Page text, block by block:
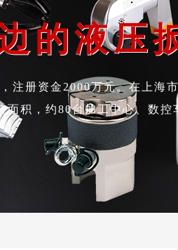
注册资金2000万元。在上海
面积，约80台加工中心、数控
的液压
的液压